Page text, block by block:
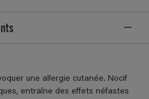
une allergie cutanée. Nocif
entraîne des effets néfastes